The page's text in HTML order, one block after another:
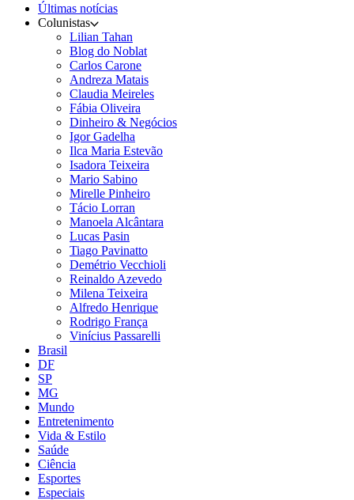
Últimas notícias
Colunistas
Lilian Tahan
Blog do Noblat
Carlos Carone
Andreza Matais
Claudia Meireles
Fábia Oliveira
Dinheiro & Negócios
Igor Gadelha
Ilca Maria Estevão
Isadora Teixeira
Mario Sabino
Mirelle Pinheiro
Tácio Lorran
Manoela Alcântara
Lucas Pasin
Tiago Pavinatto
Demétrio Vecchioli
Reinaldo Azevedo
Milena Teixeira
Alfredo Henrique
Rodrigo França
Vinícius Passarelli
Brasil
DF
SP
MG
Mundo
Entretenimento
Vida & Estilo
Saúde
Ciência
Esportes
Especiais